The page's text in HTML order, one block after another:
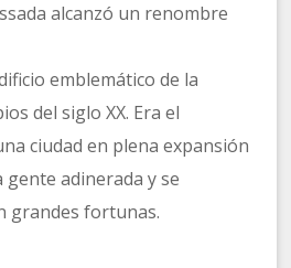
alcanzó un renombre
emblemático de la
del siglo XX. Era el
ciudad en plena expansión
gente adinerada y se
grandes fortunas.